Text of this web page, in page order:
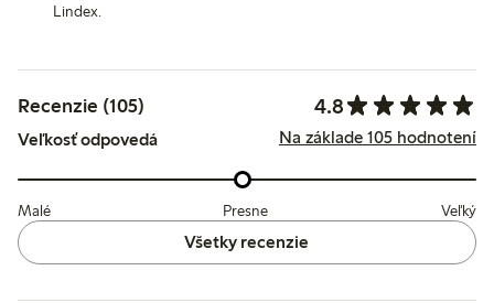
Lindex.
Recenzie (105) 4.8
Veľkosť odpovedá Na základe 105 hodnotení
Malé Presne Veľký
Všetky recenzie